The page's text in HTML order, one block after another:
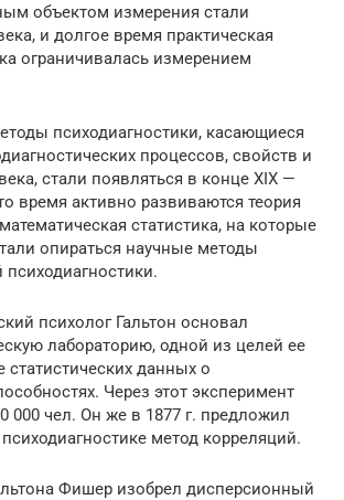
объектом измерения стали
и долгое время практическая
ограничивалась измерением
психодиагностики, касающиеся
процессов, свойств и
стали появляться в конце ХIХ —
время активно развиваются теория
статистика, на которые
опираться научные методы
психолог Гальтон основал
лабораторию, одной из целей ее
статистических данных о
Через этот эксперимент
000 чел. Он же в 1877 г. предложил
метод корреляций.
Фишер изобрел дисперсионный